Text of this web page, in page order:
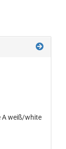
A weiß/white